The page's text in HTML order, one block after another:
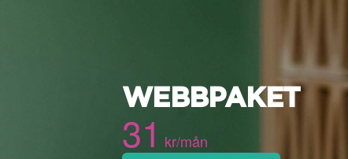
WEBBPAKET
31 kr/mån